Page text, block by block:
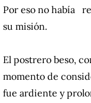
Por eso no había
su misión.
El postrero beso,
momento de
fue ardiente y